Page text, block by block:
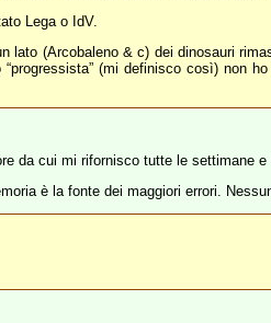
Lega o IdV.
lato (Arcobaleno & c) dei dinosauri
(mi definisco così) non
da cui mi rifornisco tutte le settimane
è la fonte dei maggiori errori.